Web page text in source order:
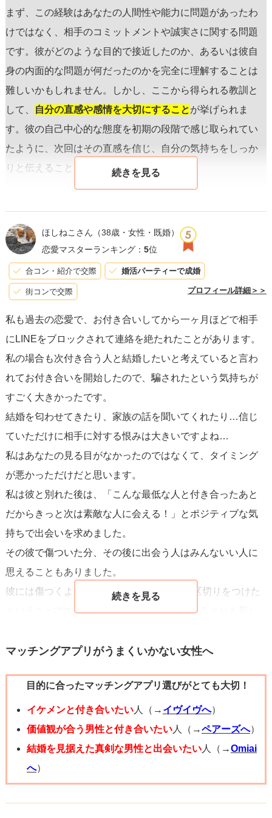
まず、この経験はあなたの人間性や能力に問題があったわ
けではなく、相手のコミットメントや誠実さに関する問題
です。彼がどのような目的で接近したのか、あるいは彼自
身の内面的な問題が何だったのかを完全に理解することは
難しいかもしれません。しかし、ここから得られる教訓と
して、
自分の直感や感情を大切にすることが挙げられま
す。彼の自己中心的な態度を初期の段階で感じ取られてい
たように、次回はその直感を信じ、自分の気持ちをしっか
りと伝えることが大切です。
が、次の恋愛で自信を持つことに繋がります。過去の経験
に基づいて自分自身を過小評価せず、自分の望む関係や相
手に対する期待を明確にしましょう。時に人と過ごす時
間、自己反省、友人のサポートを活用し、自分が何を望ん
でいるのか深く考えてみてください。
新たなパートナーと出会う際、相手の行動や言動に注意深
く耳を傾け、信頼を築くために段階的に関係を進める こと
をお勧めします。相手の行動が自分の価値観や期待に合致
しているかを慎重に判断し、異変を感じたらお互いにオー
プンなコミュニケーションを図りましょう。
最後に、過去の思い出に対する感情は、一時的なもので、
自然に消えていくこともあります。新しい経験や人間関係
を通じて、恋愛に対する価値観や基準を新たに構築し、自
分を信じて前に進んでください。あなたには素晴らしい未
来が待っています。自分に優しく、過去に縛られずに生き
ていきましょう。
ほしねこさん （38歳・女性・既婚）
恋愛マスターランキング： 5位
合コン・紹介で交際 婚活パーティーで成婚
街コンで交際 プロフィール詳細＞＞
私も過去の恋愛で、お付き合いしてから一ヶ月ほどで相手
にLINEをブロックされて連絡を絶たれたことがあります。
私の場合も次付き合う人と結婚したいと考えていると言わ
れてお付き合いを開始したので、騙されたという気持ちが
すごく大きかったです。
結婚を匂わせてきたり、家族の話を聞いてくれたり…信じ
ていただけに相手に対する恨みは大きいですよね…
私はあなたの見る目がなかったのではなくて、タイミング
が悪かっただけだと思います。
私は彼と別れた後は、「こんな最低な人と付き合ったあと
だからきっと次は素敵な人に会える！」とポジティブな気
持ちで出会いを求めました。
その彼で傷ついた分、その後に出会う人はみんないい人に
思えることもありました。
彼には傷つくようなLINEを送ってひとまず区切りをつけた
ということですし、彼のことをモヤモヤ考えるよりも新し
す。
マッチングアプリがうまくいかない女性へ
目的に合ったマッチングアプリ選びがとても大切！
イケメンと付き合いたい人（→ イヴイヴへ）
価値観が合う男性と付き合いたい人（→ペアーズへ）
結婚を見据えた真剣な男性と出会いたい人（→Omiai
へ）